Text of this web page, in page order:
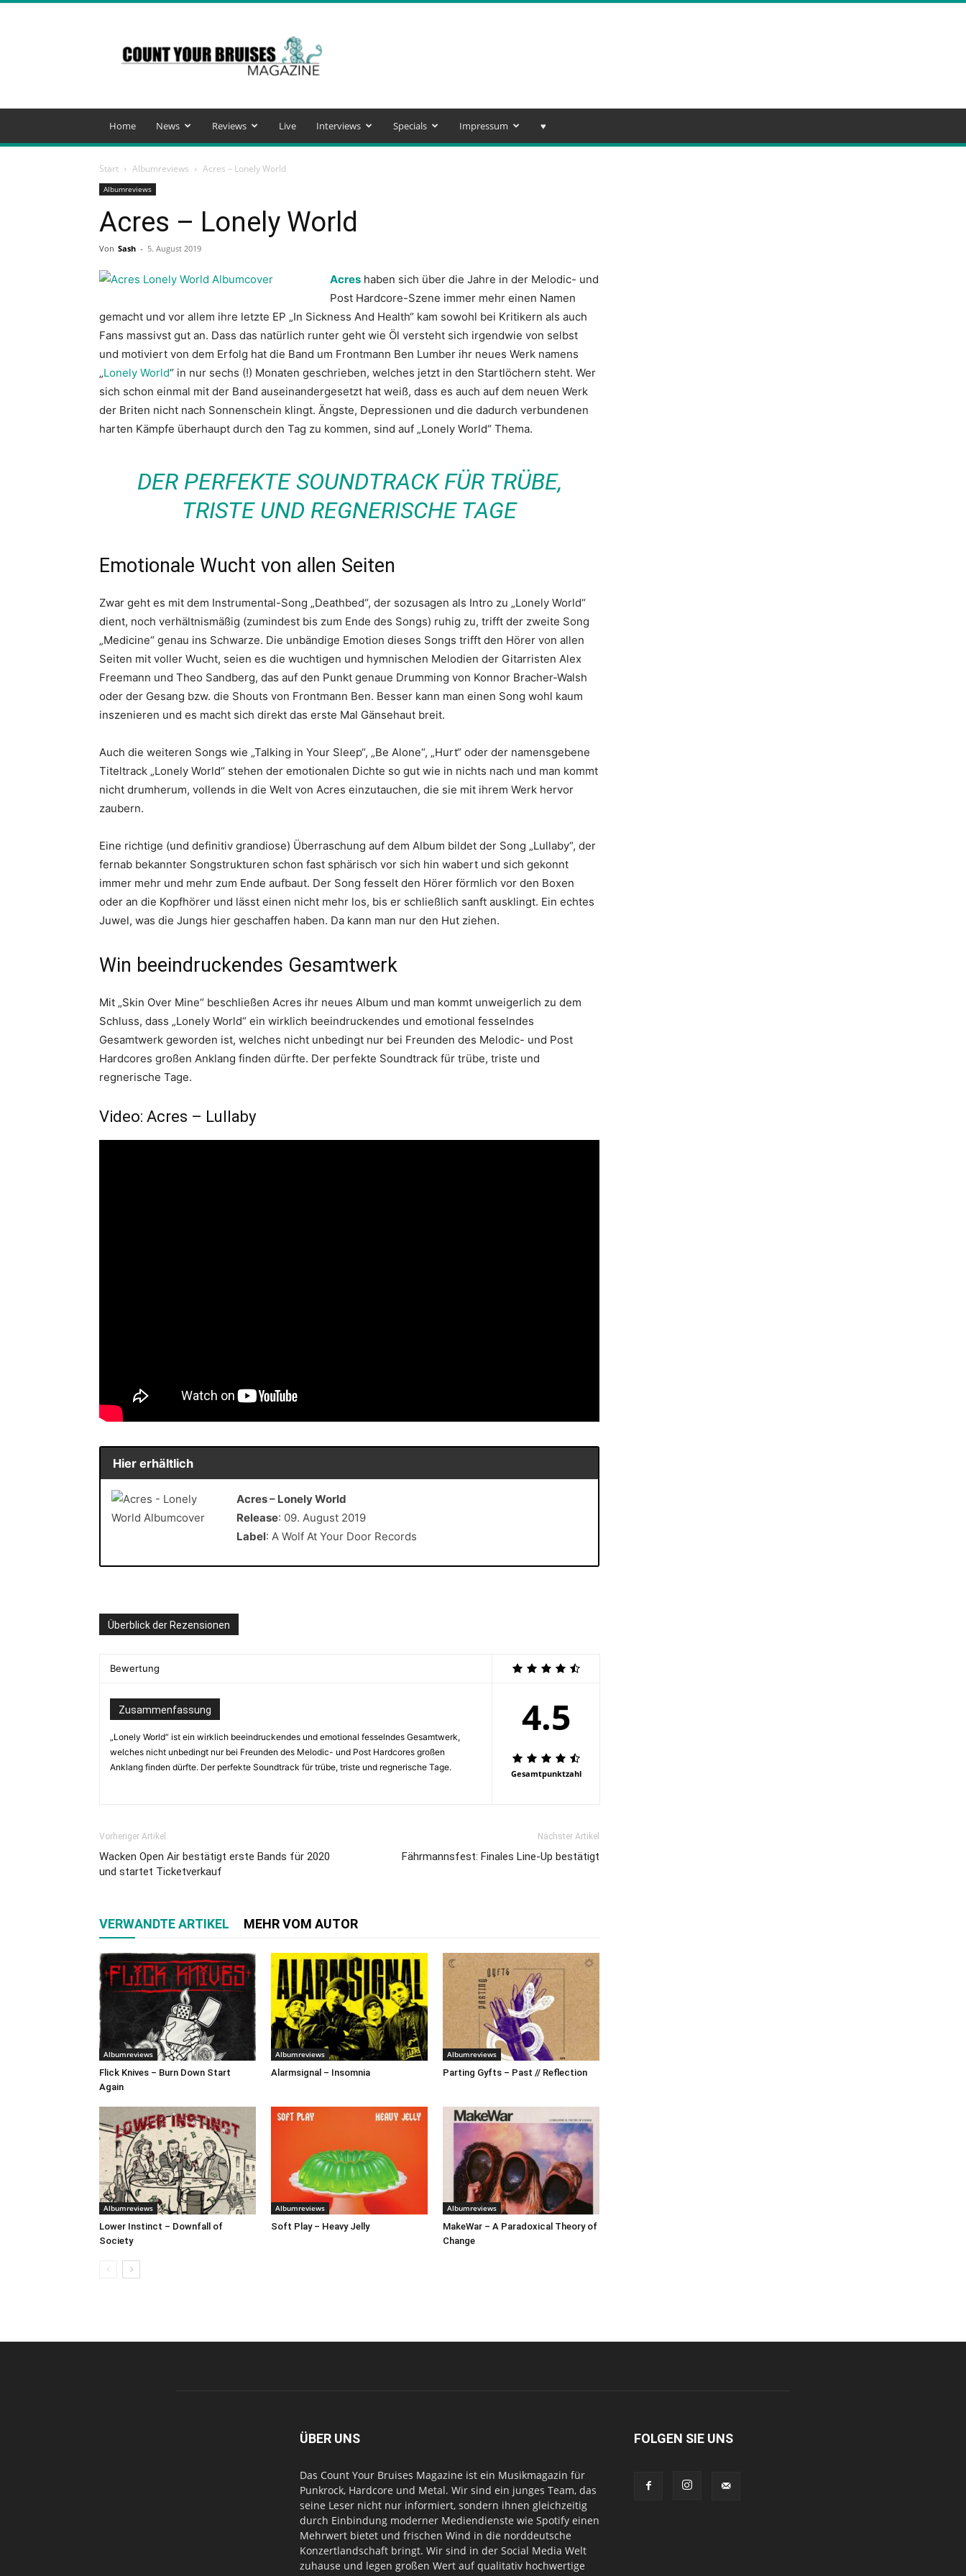
Your
Bruises
Magazine
Home News Reviews Live Interviews Specials Impressum ♥️
Start Albumreviews Acres – Lonely World
Albumreviews
Acres – Lonely World
Von Sash - 5. August 2019
Acres haben sich über die Jahre in der Melodic- und
Post Hardcore-Szene immer mehr einen Namen
gemacht und vor allem ihre letzte EP „In Sickness And Health“ kam sowohl bei Kritikern als auch
Fans massivst gut an. Dass das natürlich runter geht wie Öl versteht sich irgendwie von selbst
und motiviert von dem Erfolg hat die Band um Frontmann Ben Lumber ihr neues Werk namens
„Lonely World“ in nur sechs (!) Monaten geschrieben, welches jetzt in den Startlöchern steht. Wer
sich schon einmal mit der Band auseinandergesetzt hat weiß, dass es auch auf dem neuen Werk
der Briten nicht nach Sonnenschein klingt. Ängste, Depressionen und die dadurch verbundenen
harten Kämpfe überhaupt durch den Tag zu kommen, sind auf „Lonely World“ Thema.
DER PERFEKTE SOUNDTRACK FÜR TRÜBE,
TRISTE UND REGNERISCHE TAGE
Emotionale Wucht von allen Seiten
Zwar geht es mit dem Instrumental-Song „Deathbed“, der sozusagen als Intro zu „Lonely World“
dient, noch verhältnismäßig (zumindest bis zum Ende des Songs) ruhig zu, trifft der zweite Song
„Medicine“ genau ins Schwarze. Die unbändige Emotion dieses Songs trifft den Hörer von allen
Seiten mit voller Wucht, seien es die wuchtigen und hymnischen Melodien der Gitarristen Alex
Freemann und Theo Sandberg, das auf den Punkt genaue Drumming von Konnor Bracher-Walsh
oder der Gesang bzw. die Shouts von Frontmann Ben. Besser kann man einen Song wohl kaum
inszenieren und es macht sich direkt das erste Mal Gänsehaut breit.
Auch die weiteren Songs wie „Talking in Your Sleep“, „Be Alone“, „Hurt“ oder der namensgebene
Titeltrack „Lonely World“ stehen der emotionalen Dichte so gut wie in nichts nach und man kommt
nicht drumherum, vollends in die Welt von Acres einzutauchen, die sie mit ihrem Werk hervor
zaubern.
Eine richtige (und definitiv grandiose) Überraschung auf dem Album bildet der Song „Lullaby“, der
fernab bekannter Songstrukturen schon fast sphärisch vor sich hin wabert und sich gekonnt
immer mehr und mehr zum Ende aufbaut. Der Song fesselt den Hörer förmlich vor den Boxen
oder an die Kopfhörer und lässt einen nicht mehr los, bis er schließlich sanft ausklingt. Ein echtes
Juwel, was die Jungs hier geschaffen haben. Da kann man nur den Hut ziehen.
Win beeindruckendes Gesamtwerk
Mit „Skin Over Mine“ beschließen Acres ihr neues Album und man kommt unweigerlich zu dem
Schluss, dass „Lonely World“ ein wirklich beeindruckendes und emotional fesselndes
Gesamtwerk geworden ist, welches nicht unbedingt nur bei Freunden des Melodic- und Post
Hardcores großen Anklang finden dürfte. Der perfekte Soundtrack für trübe, triste und
regnerische Tage.
Video: Acres – Lullaby
Hier erhältlich
Acres – Lonely World
Release: 09. August 2019
Label: A Wolf At Your Door Records
Überblick der Rezensionen
Bewertung
Zusammenfassung
„Lonely World“ ist ein wirklich beeindruckendes und emotional fesselndes Gesamtwerk,
welches nicht unbedingt nur bei Freunden des Melodic- und Post Hardcores großen
Anklang finden dürfte. Der perfekte Soundtrack für trübe, triste und regnerische Tage.
4.5
Gesamtpunktzahl
Vorheriger Artikel
Wacken Open Air bestätigt erste Bands für 2020
und startet Ticketverkauf
Nächster Artikel
Fährmannsfest: Finales Line-Up bestätigt
VERWANDTE ARTIKEL MEHR VOM AUTOR
Albumreviews
Flick Knives – Burn Down Start
Again
Albumreviews
Alarmsignal – Insomnia
Albumreviews
Parting Gyfts – Past // Reflection
Albumreviews
Lower Instinct – Downfall of
Society
Albumreviews
Soft Play – Heavy Jelly
Albumreviews
MakeWar – A Paradoxical Theory of
Change
ÜBER UNS
Das Count Your Bruises Magazine ist ein Musikmagazin für
Punkrock, Hardcore und Metal. Wir sind ein junges Team, das
seine Leser nicht nur informiert, sondern ihnen gleichzeitig
durch Einbindung moderner Mediendienste wie Spotify einen
Mehrwert bietet und frischen Wind in die norddeutsche
Konzertlandschaft bringt. Wir sind in der Social Media Welt
zuhause und legen großen Wert auf qualitativ hochwertige
FOLGEN SIE UNS